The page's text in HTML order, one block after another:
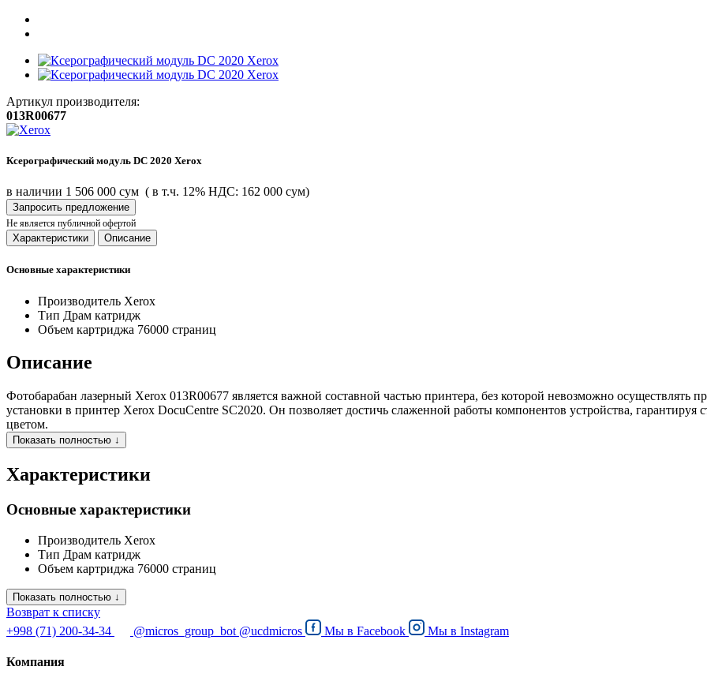
Артикул производителя:
013R00677
Ксерографический модуль DC 2020 Xerox
в наличии 1 506 000 сум ( в т.ч. 12% НДС: 162 000 сум)
Запросить предложение
Не является публичной офертой
Характеристики Описание
Основные характеристики
Производитель Xerox
Тип Драм катридж
Объем картриджа 76000 страниц
Описание
Фотобарабан лазерный Xerox 013R00677 является важной составной частью принтера, без которой невозможно осуществлять
установки в принтер Xerox DocuCentre SC2020. Он позволяет достичь слаженной работы компонентов устройства, гарантируя
цветом.
Показать полностью ↓
Характеристики
Основные характеристики
Производитель Xerox
Тип Драм катридж
Объем картриджа 76000 страниц
Показать полностью ↓
Возврат к списку
+998 (71) 200-34-34
@micros_group_bot @ucdmicros Мы в Facebook Мы в Instagram
Компания